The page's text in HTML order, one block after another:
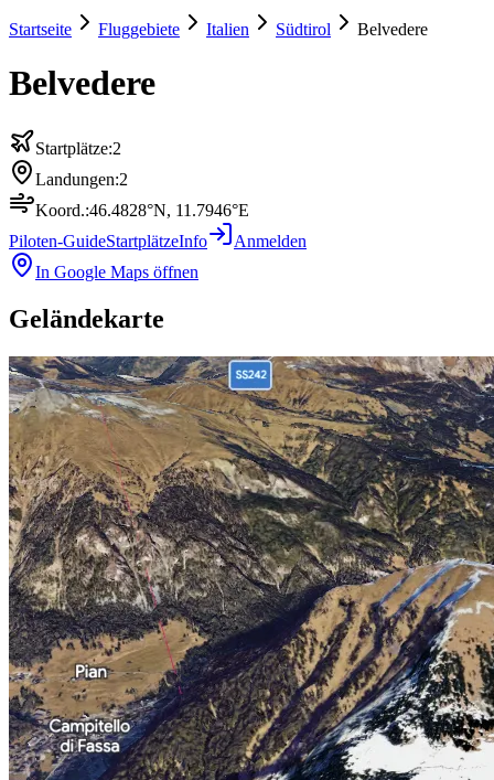
Startseite Fluggebiete Italien Südtirol Belvedere
Belvedere
Startplätze:2
Landungen:2
Koord.:46.4828°N, 11.7946°E
Piloten-GuideStartplätzeInfo
Anmelden
In Google Maps öffnen
Geländekarte